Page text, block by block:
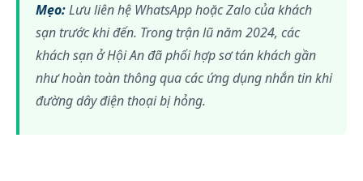
Mẹo:Lưu liên hệ WhatsApp hoặc Zalo của khách
sạn trước khi đến. Trong trận lũ năm 2024, các
khách sạn ở Hội An đã phối hợp sơ tán khách gần
như hoàn toàn thông qua các ứng dụng nhắn tin khi
đường dây điện thoại bị hỏng.